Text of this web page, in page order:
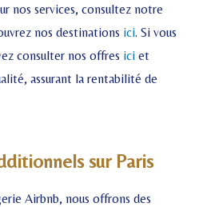
nos services, consultez notre
nos destinations ici. Si vous
consulter nos offres ici et
assurant la rentabilité de
sur Paris
Airbnb, nous offrons des